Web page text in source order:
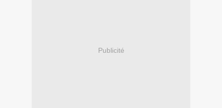
Publicité